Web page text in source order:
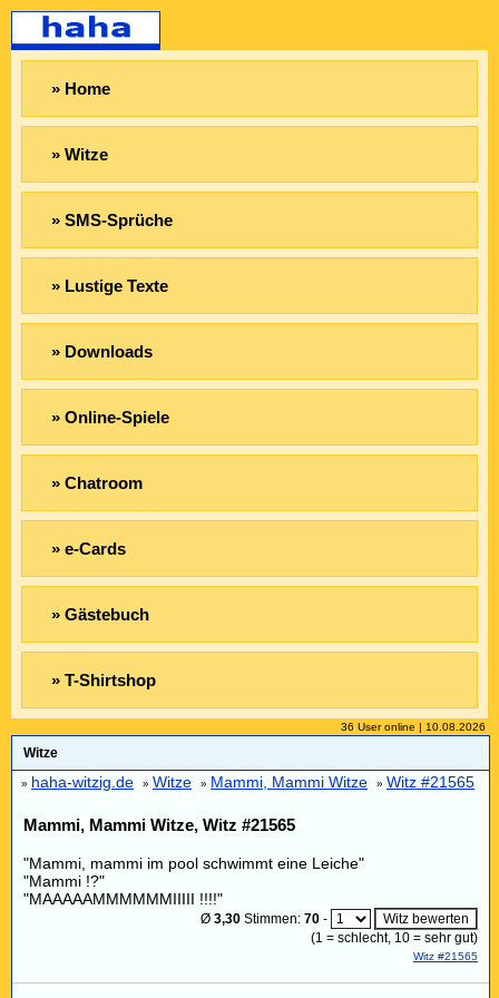
» Home
» Witze
» SMS-Sprüche
» Lustige Texte
» Downloads
» Online-Spiele
» Chatroom
» e-Cards
» Gästebuch
» T-Shirtshop
36 User online | 10.08.2026
Witze
» haha-witzig.de » Witze » Mammi, Mammi Witze » Witz #21565
Mammi, Mammi Witze, Witz #21565
"Mammi, mammi im pool schwimmt eine Leiche"
"Mammi !?"
"MAAAAAMMMMMMIIIII !!!!"
Ø 3,30 Stimmen: 70 -
(1 = schlecht, 10 = sehr gut)
Witz #21565